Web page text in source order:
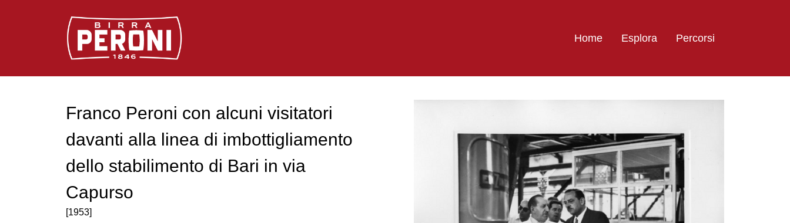
Logo Birra Peroni
Home Esplora Percorsi
Franco Peroni con alcuni visitatori
davanti alla linea di imbottigliamento
dello stabilimento di Bari in via
Capurso
[1953]